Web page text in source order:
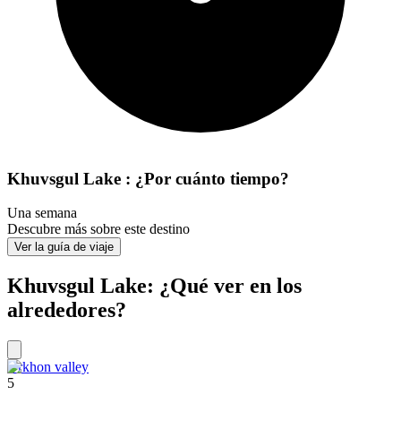
Khuvsgul Lake : ¿Por cuánto tiempo?
Una semana
Descubre más sobre este destino
Ver la guía de viaje
Khuvsgul Lake: ¿Qué ver en los
alrededores?
Orkhon valley
5